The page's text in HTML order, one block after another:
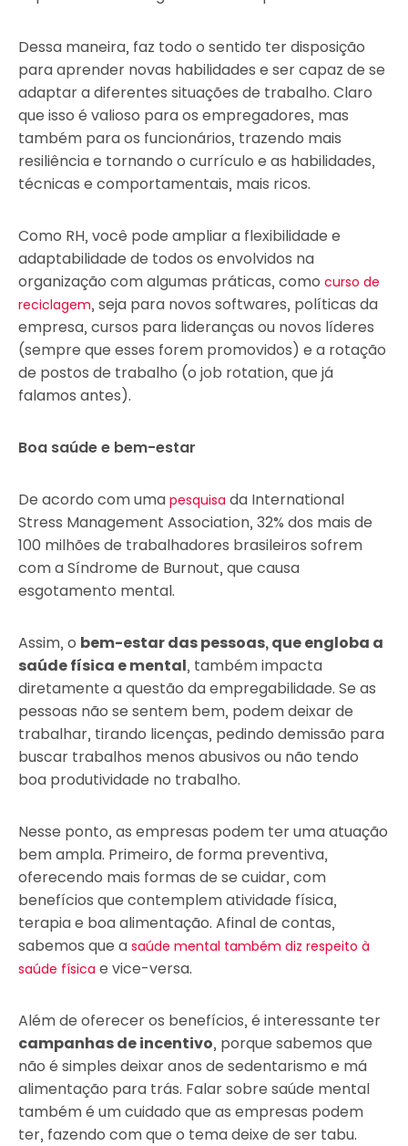
Dessa maneira, faz todo o sentido ter disposição
para aprender novas habilidades e ser capaz de se
adaptar a diferentes situações de trabalho. Claro
que isso é valioso para os empregadores, mas
também para os funcionários, trazendo mais
resiliência e tornando o currículo e as habilidades,
técnicas e comportamentais, mais ricos.
Como RH, você pode ampliar a flexibilidade e
adaptabilidade de todos os envolvidos na
organização com algumas práticas, como curso de
reciclagem, seja para novos softwares, políticas da
empresa, cursos para lideranças ou novos líderes
(sempre que esses forem promovidos) e a rotação
de postos de trabalho (o job rotation, que já
falamos antes).
Boa saúde e bem-estar
De acordo com uma pesquisa da International
Stress Management Association, 32% dos mais de
100 milhões de trabalhadores brasileiros sofrem
com a Síndrome de Burnout, que causa
esgotamento mental.
Assim, o bem-estar das pessoas, que engloba a
saúde física e mental, também impacta
diretamente a questão da empregabilidade. Se as
pessoas não se sentem bem, podem deixar de
trabalhar, tirando licenças, pedindo demissão para
buscar trabalhos menos abusivos ou não tendo
boa produtividade no trabalho.
Nesse ponto, as empresas podem ter uma atuação
bem ampla. Primeiro, de forma preventiva,
oferecendo mais formas de se cuidar, com
benefícios que contemplem atividade física,
terapia e boa alimentação. Afinal de contas,
sabemos que a saúde mental também diz respeito à
saúde física e vice-versa.
Além de oferecer os benefícios, é interessante ter
campanhas de incentivo, porque sabemos que
não é simples deixar anos de sedentarismo e má
alimentação para trás. Falar sobre saúde mental
também é um cuidado que as empresas podem
ter, fazendo com que o tema deixe de ser tabu.